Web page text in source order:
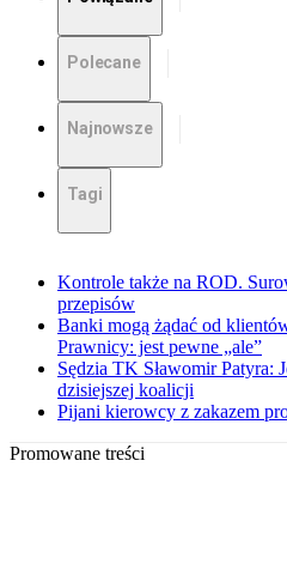
Polecane
Najnowsze
Tagi
Kontrole także na ROD.
przepisów
Banki mogą żądać od
Prawnicy: jest pewne „ale”
Sędzia TK Sławomir Patyra:
dzisiejszej koalicji
Pijani kierowcy z zakazem
Promowane treści